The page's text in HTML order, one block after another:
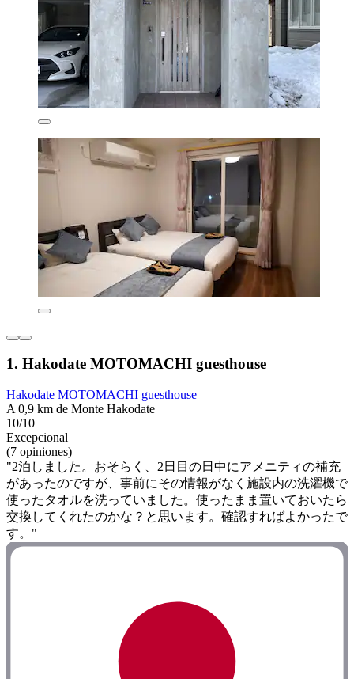
1. Hakodate MOTOMACHI guesthouse
Hakodate MOTOMACHI guesthouse
A 0,9 km de Monte Hakodate
10/10
Excepcional
(7 opiniones)
"2泊しました。おそらく、2日目の日中にアメニティの補充
があったのですが、事前にその情報がなく施設内の洗濯機で
使ったタオルを洗っていました。使ったまま置いておいたら
交換してくれたのかな？と思います。確認すればよかったで
す。"